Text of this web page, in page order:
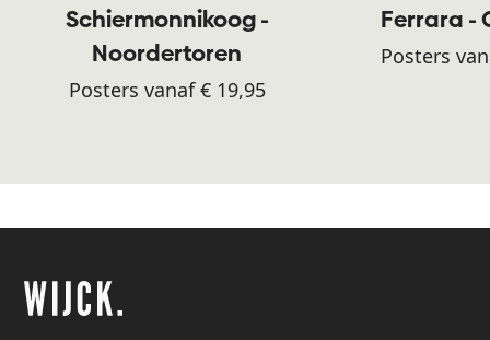
Schiermonnikoog -
Noordertoren
Posters vanaf € 19,95
Ferrara -
Posters